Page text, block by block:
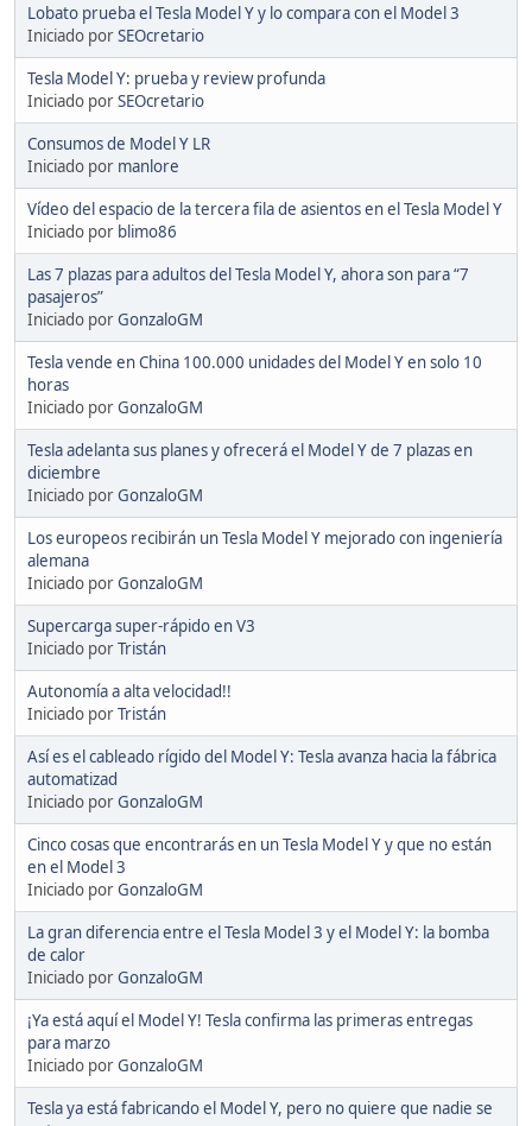
Lobato prueba el Tesla Model Y y lo compara con el Model 3
Iniciado porSEOcretario
Tesla Model Y: prueba y review profunda
Iniciado porSEOcretario
Consumos de Model Y LR
Iniciado por manlore
Vídeo del espacio de la tercera fila de asientos en el Tesla Model Y
Iniciado por blimo86
Las 7 plazas para adultos del Tesla Model Y, ahora son para “7
pasajeros”
Iniciado porGonzaloGM
Tesla vende en China 100.000 unidades del Model Y en solo 10
horas
Iniciado porGonzaloGM
Tesla adelanta sus planes y ofrecerá el Model Y de 7 plazas en
diciembre
Iniciado porGonzaloGM
Los europeos recibirán un Tesla Model Y mejorado con ingeniería
alemana
Iniciado porGonzaloGM
Supercarga super-rápido en V3
Iniciado porTristán
Autonomía a alta velocidad!!
Iniciado porTristán
Así es el cableado rígido del Model Y: Tesla avanza hacia la fábrica
automatizad
Iniciado porGonzaloGM
Cinco cosas que encontrarás en un Tesla Model Y y que no están
en el Model 3
Iniciado porGonzaloGM
La gran diferencia entre el Tesla Model 3 y el Model Y: la bomba
de calor
Iniciado porGonzaloGM
¡Ya está aquí el Model Y! Tesla confirma las primeras entregas
para marzo
Iniciado porGonzaloGM
Tesla ya está fabricando el Model Y, pero no quiere que nadie se